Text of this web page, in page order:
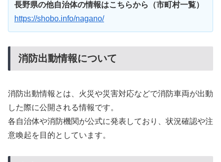
長野県の他自治体の情報はこちらから（市町村一覧）
https://shobo.info/nagano/
消防出動情報について
消防出動情報とは、火災や災害対応などで消防車両が出動
した際に公開される情報です。
各自治体や消防機関が公式に発表しており、状況確認や注
意喚起を目的としています。